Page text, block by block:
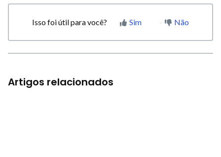
Isso foi útil para você? Sim Não
Artigos relacionados